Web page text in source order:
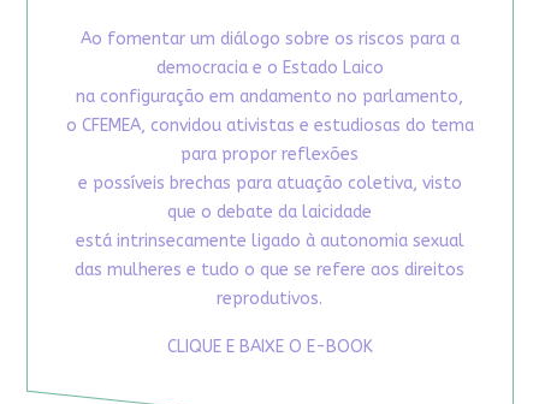
Ao fomentar um diálogo sobre os riscos para a
democracia e o Estado Laico
na configuração em andamento no parlamento,
o CFEMEA, convidou ativistas e estudiosas do tema
para propor reflexões
e possíveis brechas para atuação coletiva, visto
que o debate da laicidade
está intrinsecamente ligado à autonomia sexual
das mulheres e tudo o que se refere aos direitos
reprodutivos.
CLIQUE E BAIXE O E-BOOK